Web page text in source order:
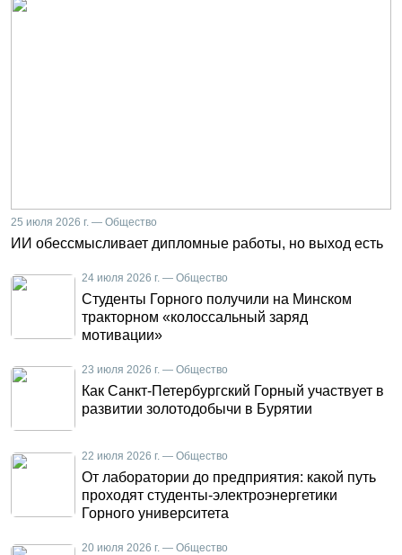
25 июля 2026 г. — Общество
ИИ обессмысливает дипломные работы, но выход есть
24 июля 2026 г. — Общество
Студенты Горного получили на Минском
тракторном «колоссальный заряд
мотивации»
23 июля 2026 г. — Общество
Как Санкт-Петербургский Горный участвует в
развитии золотодобычи в Бурятии
22 июля 2026 г. — Общество
От лаборатории до предприятия: какой путь
проходят студенты-электроэнергетики
Горного университета
20 июля 2026 г. — Общество